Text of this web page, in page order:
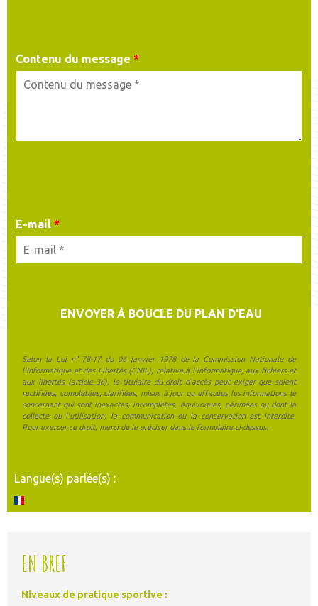
Contenu du message *
E-mail *
Selon la Loi n° 78-17 du 06 janvier 1978 de la Commission Nationale de
l'Informatique et des Libertés (CNIL), relative à l'informatique, aux fichiers et
aux libertés (article 36), le titulaire du droit d'accès peut exiger que soient
rectifiées, complétées, clarifiées, mises à jour ou effacées les informations le
concernant qui sont inexactes, incomplètes, équivoques, périmées ou dont la
collecte ou l'utilisation, la communication ou la conservation est interdite.
Pour exercer ce droit, merci de le préciser dans le formulaire ci-dessus.
Langue(s) parlée(s) :
EN BREF
Niveaux de pratique sportive :